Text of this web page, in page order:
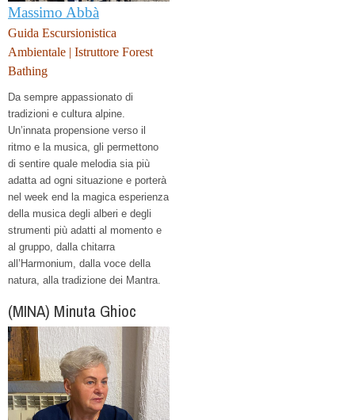
Massimo Abbà
Guida Escursionistica
Ambientale | Istruttore Forest
Bathing
Da sempre appassionato di
tradizioni e cultura alpine.
Un’innata propensione verso il
ritmo e la musica, gli permettono
di sentire quale melodia sia più
adatta ad ogni situazione e porterà
nel week end la magica esperienza
della musica degli alberi e degli
strumenti più adatti al momento e
al gruppo, dalla chitarra
all’Harmonium, dalla voce della
natura, alla tradizione dei Mantra.
(MINA) Minuta Ghioc